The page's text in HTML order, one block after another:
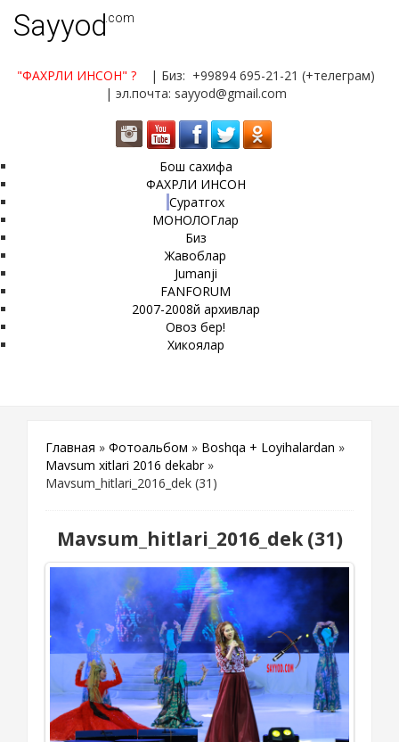
Sayyod.com
"ФАХРЛИ ИНСОН" ?
| Биз: +99894 695-21-21 (+телеграм)
| эл.почта: sayyod@gmail.com
Бош сахифа
ФАХРЛИ ИНСОН
Суратгох
МОНОЛОГлар
Биз
Жавоблар
Jumanji
FANFORUM
2007-2008й архивлар
Овоз бер!
Хикоялар
Главная » Фотоальбом » Boshqa + Loyihalardan »
Mavsum xitlari 2016 dekabr»
Mavsum_hitlari_2016_dek (31)
Mavsum_hitlari_2016_dek (31)